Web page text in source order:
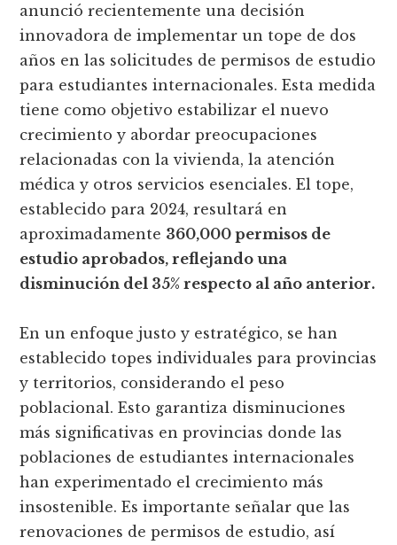
anunció recientemente una decisión
innovadora de implementar un tope de dos
años en las solicitudes de permisos de estudio
para estudiantes internacionales. Esta medida
tiene como objetivo estabilizar el nuevo
crecimiento y abordar preocupaciones
relacionadas con la vivienda, la atención
médica y otros servicios esenciales. El tope,
establecido para 2024, resultará en
aproximadamente 360,000 permisos de
estudio aprobados, reflejando una
disminución del 35% respecto al año anterior.
En un enfoque justo y estratégico, se han
establecido topes individuales para provincias
y territorios, considerando el peso
poblacional. Esto garantiza disminuciones
más significativas en provincias donde las
poblaciones de estudiantes internacionales
han experimentado el crecimiento más
insostenible. Es importante señalar que las
renovaciones de permisos de estudio, así